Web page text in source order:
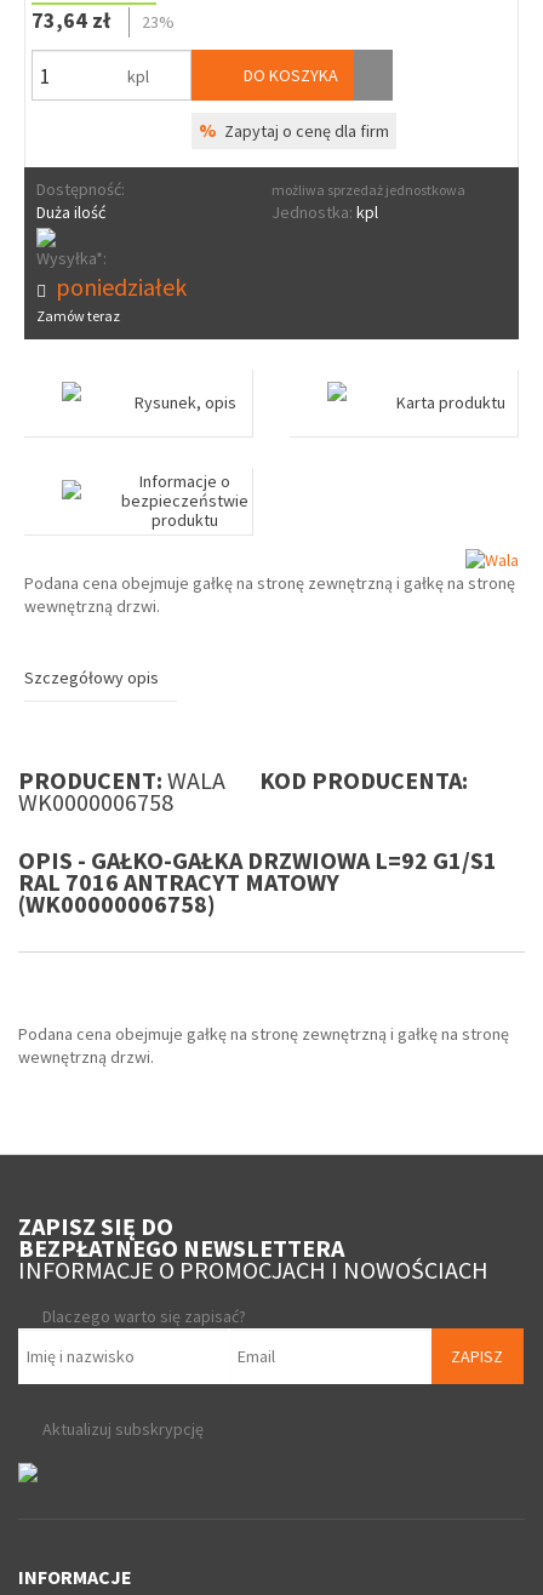
73,64 zł
23%
kpl DO KOSZYKA
% Zapytaj o cenę dla firm
Dostępność:
Duża ilość
możliwa sprzedaż jednostkowa
Jednostka: kpl
Wysyłka*:
poniedziałek
Zamów teraz
Rysunek, opis Karta produktu
Informacje o
bezpieczeństwie
produktu
Podana cena obejmuje gałkę na stronę zewnętrzną i gałkę na stronę
wewnętrzną drzwi.
Szczegółowy opis
PRODUCENT: WALA KOD PRODUCENTA:
WK0000006758
OPIS - GAŁKO-GAŁKA DRZWIOWA L=92 G1/S1
RAL 7016 ANTRACYT MATOWY
(WK00000006758)
Podana cena obejmuje gałkę na stronę zewnętrzną i gałkę na stronę
wewnętrzną drzwi.
ZAPISZ SIĘ DO
BEZPŁATNEGO NEWSLETTERA
INFORMACJE O PROMOCJACH I NOWOŚCIACH
Dlaczego warto się zapisać?
ZAPISZ
Aktualizuj subskrypcję
INFORMACJE